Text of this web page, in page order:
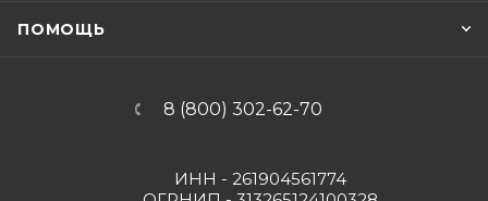
ПОМОЩЬ
8 (800) 302-62-70
ИНН - 261904561774